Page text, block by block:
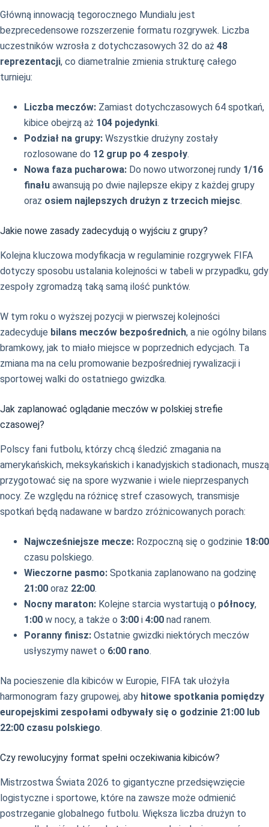
Główną innowacją tegorocznego Mundialu jest
bezprecedensowe rozszerzenie formatu rozgrywek. Liczba
uczestników wzrosła z dotychczasowych 32 do aż 48
reprezentacji, co diametralnie zmienia strukturę całego
turnieju:
Liczba meczów: Zamiast dotychczasowych 64 spotkań,
kibice obejrzą aż 104 pojedynki.
Podział na grupy: Wszystkie drużyny zostały
rozlosowane do 12 grup po 4 zespoły.
Nowa faza pucharowa: Do nowo utworzonej rundy 1/16
finału awansują po dwie najlepsze ekipy z każdej grupy
oraz osiem najlepszych drużyn z trzecich miejsc.
Jakie nowe zasady zadecydują o wyjściu z grupy?
Kolejna kluczowa modyfikacja w regulaminie rozgrywek FIFA
dotyczy sposobu ustalania kolejności w tabeli w przypadku, gdy
zespoły zgromadzą taką samą ilość punktów.
W tym roku o wyższej pozycji w pierwszej kolejności
zadecyduje bilans meczów bezpośrednich, a nie ogólny bilans
bramkowy, jak to miało miejsce w poprzednich edycjach. Ta
zmiana ma na celu promowanie bezpośredniej rywalizacji i
sportowej walki do ostatniego gwizdka.
Jak zaplanować oglądanie meczów w polskiej strefie
czasowej?
Polscy fani futbolu, którzy chcą śledzić zmagania na
amerykańskich, meksykańskich i kanadyjskich stadionach, muszą
przygotować się na spore wyzwanie i wiele nieprzespanych
nocy. Ze względu na różnicę stref czasowych, transmisje
spotkań będą nadawane w bardzo zróżnicowanych porach:
Najwcześniejsze mecze: Rozpoczną się o godzinie 18:00
czasu polskiego.
Wieczorne pasmo: Spotkania zaplanowano na godzinę
21:00 oraz 22:00.
Nocny maraton: Kolejne starcia wystartują o północy,
1:00 w nocy, a także o 3:00 i 4:00 nad ranem.
Poranny finisz: Ostatnie gwizdki niektórych meczów
usłyszymy nawet o 6:00 rano.
Na pocieszenie dla kibiców w Europie, FIFA tak ułożyła
harmonogram fazy grupowej, aby hitowe spotkania pomiędzy
europejskimi zespołami odbywały się o godzinie 21:00 lub
22:00 czasu polskiego.
Czy rewolucyjny format spełni oczekiwania kibiców?
Mistrzostwa Świata 2026 to gigantyczne przedsięwzięcie
logistyczne i sportowe, które na zawsze może odmienić
postrzeganie globalnego futbolu. Większa liczba drużyn to